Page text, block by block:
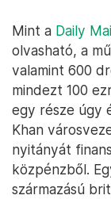
Mint a Daily
olvasható, a
valamint 600
mindezt 100
egy része úgy
Khan
nyitányát
közpénzből.
származású